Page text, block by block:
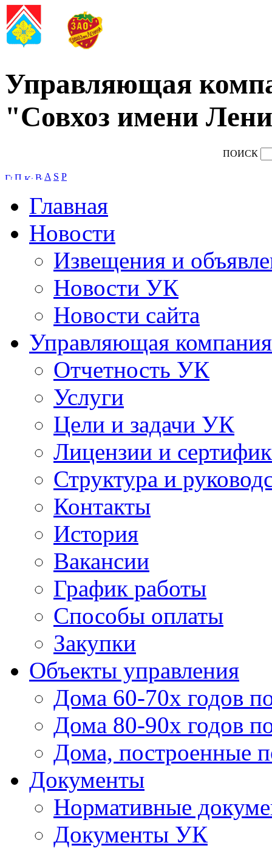
Управляющая
"Совхоз имени
ПОИСК
A S P
Главная
Новости
Извещения и
Новости УК
Новости сайта
Управляющая компания
Отчетность УК
Услуги
Цели и задачи УК
Лицензии и
Структура и
Контакты
История
Вакансии
График работы
Способы оплаты
Закупки
Объекты управления
Дома 60-70х годов
Дома 80-90х годов
Дома, построенные
Документы
Нормативные
Документы УК